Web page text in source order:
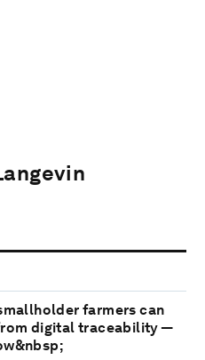
farmers can
digital traceability —